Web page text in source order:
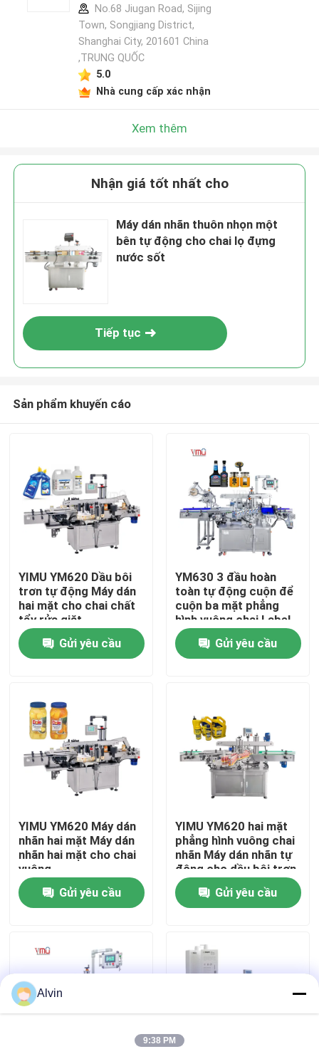
Nhà
Video
Về chúng tôi
Tham quan nhà máy
Kiểm soát chất lượng
Liên hệ chúng tôi
Tin tức
Yêu cầu báo giá
Máy dán nhãn tự động
No.68 Jiugan Road, Sijing
Town, Songjiang District,
Shanghai City, 201601 China
,TRUNG QUỐC
5.0
Nhà cung cấp xác nhận
Xem thêm
Nhận giá tốt nhất cho
Máy dán nhãn thuôn nhọn một
bên tự động cho chai lọ đựng
nước sốt
Tiếp tục
Sản phẩm khuyến cáo
YIMU YM620 Dầu bôi
trơn tự động Máy dán
hai mặt cho chai chất
tẩy rửa giặt
Gửi yêu cầu
YM630 3 đầu hoàn
toàn tự động cuộn để
cuộn ba mặt phẳng
hình vuông chai Label
Gửi yêu cầu
YIMU YM620 Máy dán
nhãn hai mặt Máy dán
nhãn hai mặt cho chai
vuông
Gửi yêu cầu
YIMU YM620 hai mặt
phẳng hình vuông chai
nhãn Máy dán nhãn tự
động cho dầu bôi trơn
chai
Gửi yêu cầu
Alvin
9:38 PM